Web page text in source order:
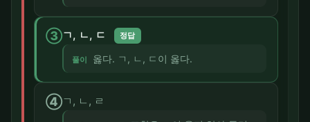
③ㄱ, ㄴ, ㄷ 정답
풀이 옳다. ㄱ, ㄴ, ㄷ이 옳다.
④ㄱ, ㄴ, ㄹ